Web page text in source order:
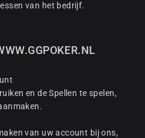
van het bedrijf.
en de Spellen te spelen,
van uw account bij ons,